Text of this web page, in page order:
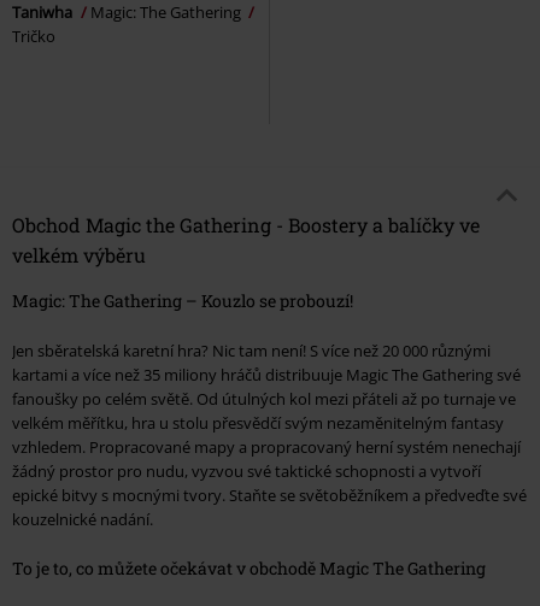
Taniwha
Magic: The Gathering
Tričko
Obchod Magic the Gathering - Boostery a balíčky ve
velkém výběru
Magic: The Gathering – Kouzlo se probouzí!
Jen sběratelská karetní hra? Nic tam není! S více než 20 000 různými
kartami a více než 35 miliony hráčů distribuuje Magic The Gathering své
fanoušky po celém světě. Od útulných kol mezi přáteli až po turnaje ve
velkém měřítku, hra u stolu přesvědčí svým nezaměnitelným fantasy
vzhledem. Propracované mapy a propracovaný herní systém nenechají
žádný prostor pro nudu, vyzvou své taktické schopnosti a vytvoří
epické bitvy s mocnými tvory. Staňte se světoběžníkem a předveďte své
kouzelnické nadání.
To je to, co můžete očekávat v obchodě Magic The Gathering